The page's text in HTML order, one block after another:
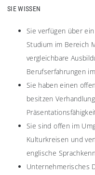
SIE WISSEN
Sie verfügen über
Studium im Bereich
vergleichbare
Berufserfahrungen
Sie haben einen
besitzen
Sie sind offen im
Kulturkreisen und
englische
Unternehmerisches